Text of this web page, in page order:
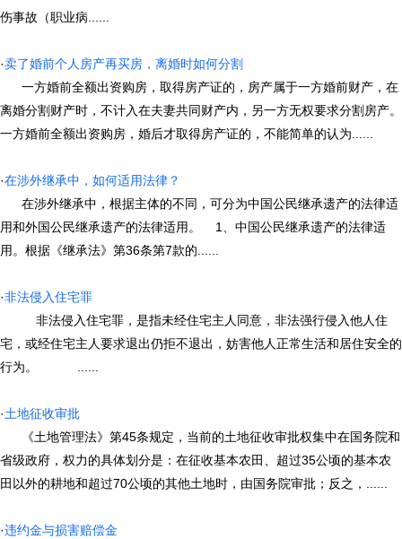
伤事故（职业病......
·卖了婚前个人房产再买房，离婚时如何分割
一方婚前全额出资购房，取得房产证的，房产属于一方婚前财产，在
离婚分割财产时，不计入在夫妻共同财产内，另一方无权要求分割房产。
一方婚前全额出资购房，婚后才取得房产证的，不能简单的认为......
·在涉外继承中，如何适用法律？
在涉外继承中，根据主体的不同，可分为中国公民继承遗产的法律适
用和外国公民继承遗产的法律适用。 1、中国公民继承遗产的法律适
用。根据《继承法》第36条第7款的......
·非法侵入住宅罪
非法侵入住宅罪，是指未经住宅主人同意，非法强行侵入他人住
宅，或经住宅主人要求退出仍拒不退出，妨害他人正常生活和居住安全的
行为。 ......
·土地征收审批
《土地管理法》第45条规定，当前的土地征收审批权集中在国务院和
省级政府，权力的具体划分是：在征收基本农田、超过35公顷的基本农
田以外的耕地和超过70公顷的其他土地时，由国务院审批；反之，......
·违约金与损害赔偿金